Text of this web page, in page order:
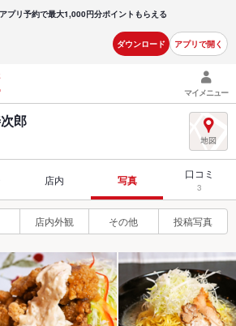
プリ予約で最大1,000円分ポイントもらえる
ダウンロード アプリで開く
マイメニュー
郎
店内 写真 口コミ
3
店内外観 その他 投稿写真